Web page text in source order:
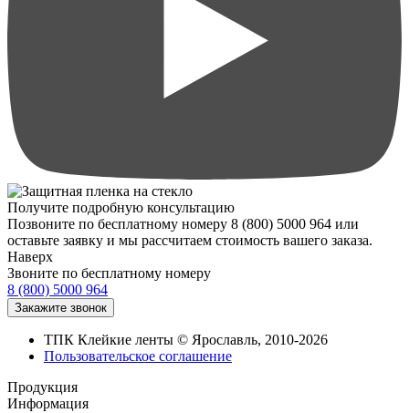
Получите подробную консультацию
Позвоните по бесплатному номеру 8 (800) 5000 964 или
оставьте заявку и мы рассчитаем стоимость вашего заказа.
Наверх
Звоните по бесплатному номеру
8 (800) 5000 964
ТПК Клейкие ленты © Ярославль, 2010-2026
Пользовательское соглашение
Продукция
Информация